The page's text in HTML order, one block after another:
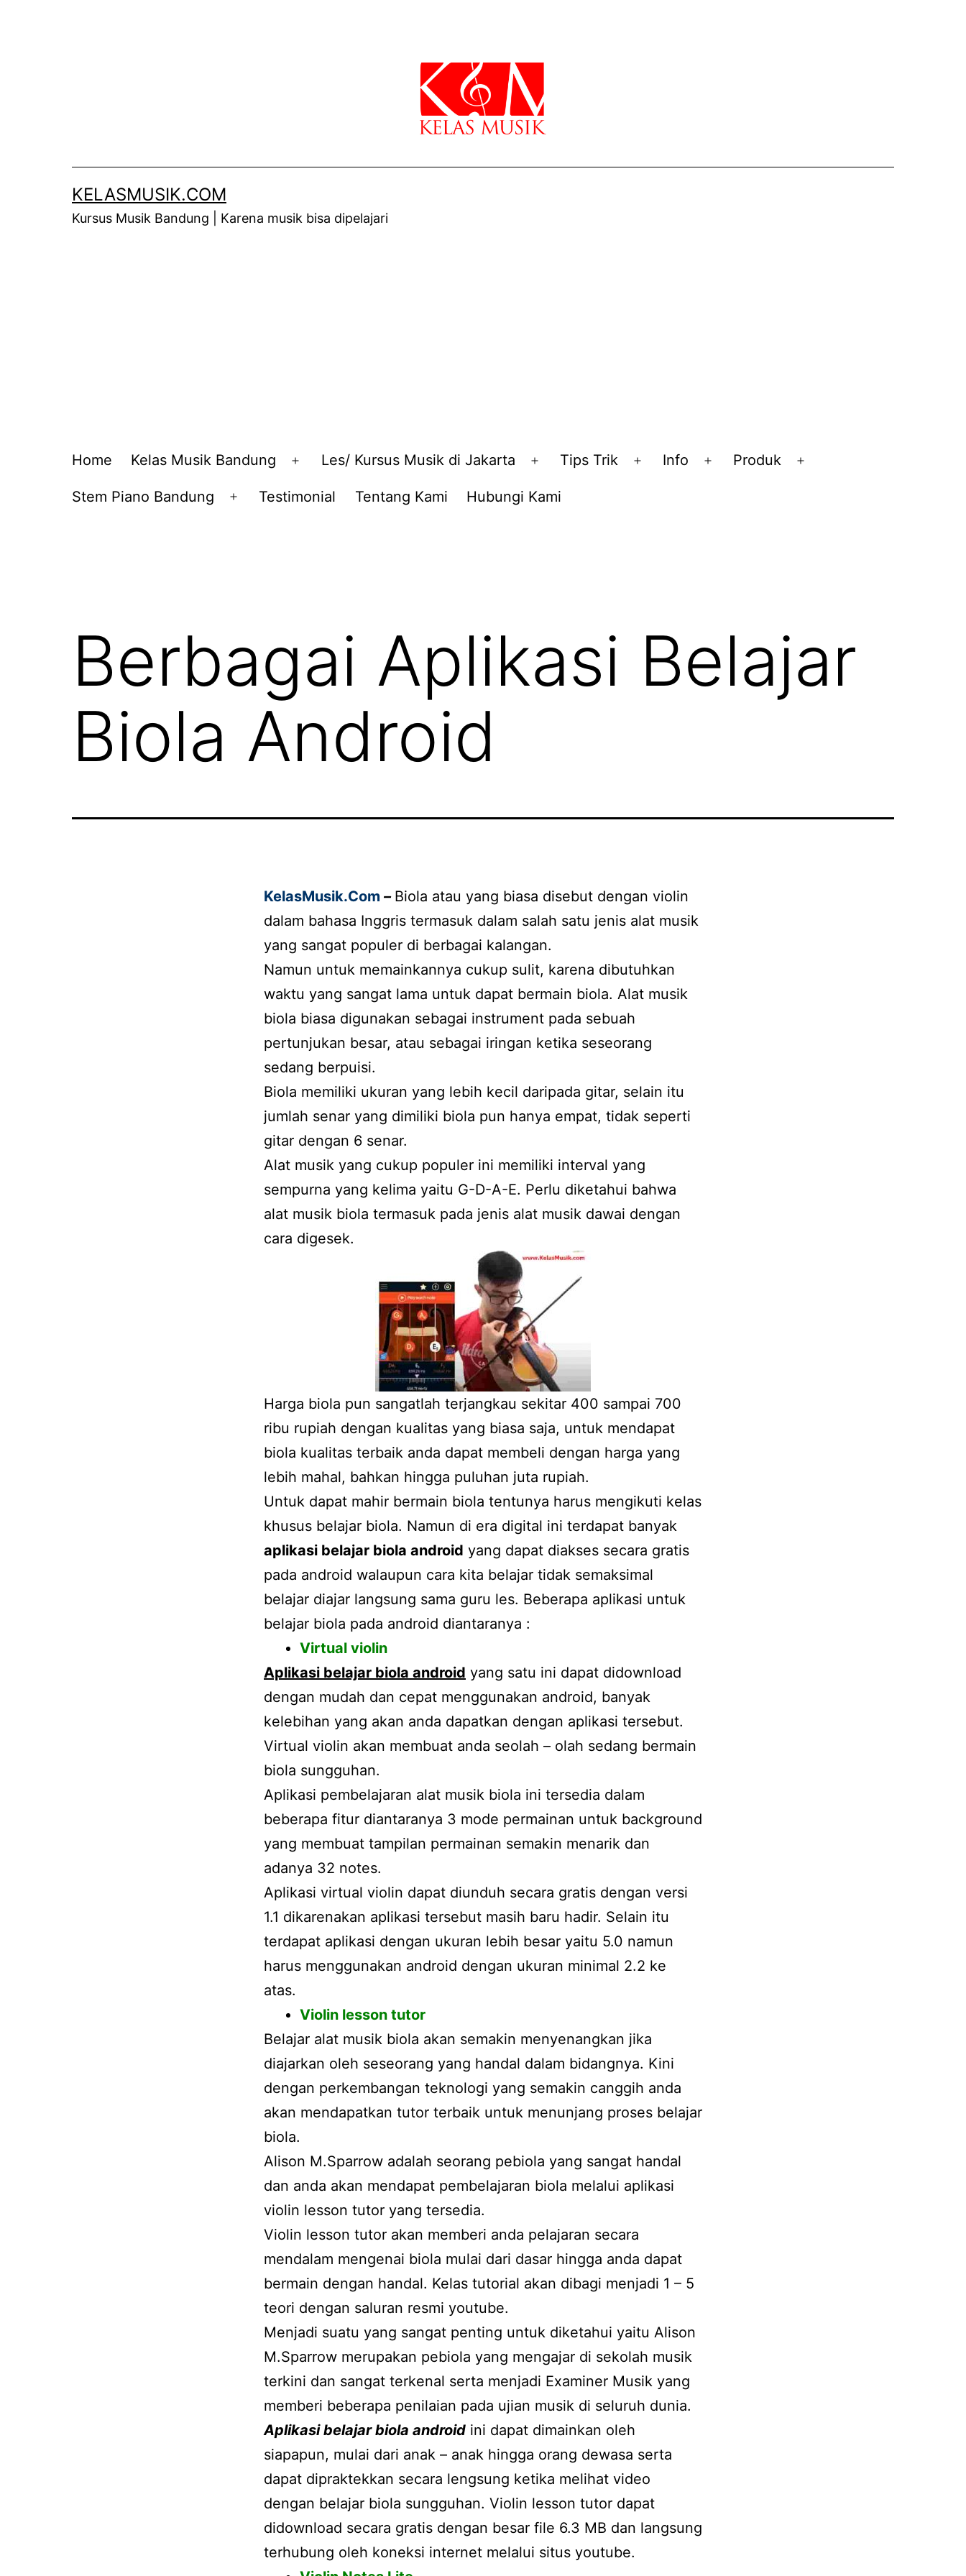
KELASMUSIK.COM
Kursus Musik Bandung | Karena musik bisa dipelajari
Home Kelas Musik Bandung
Open
menu
Les/ Kursus Musik di Jakarta
Open
menu
Tips Trik
Open
Info
Open
Produk
Stem Piano Bandung
Open
Testimonial Tentang Kami Hubungi Kami
Berbagai Aplikasi Belajar
Biola Android
KelasMusik.Com – Biola atau yang biasa disebut dengan violin
dalam bahasa Inggris termasuk dalam salah satu jenis alat musik
yang sangat populer di berbagai kalangan.
Namun untuk memainkannya cukup sulit, karena dibutuhkan
waktu yang sangat lama untuk dapat bermain biola. Alat musik
biola biasa digunakan sebagai instrument pada sebuah
pertunjukan besar, atau sebagai iringan ketika seseorang
sedang berpuisi.
Biola memiliki ukuran yang lebih kecil daripada gitar, selain itu
jumlah senar yang dimiliki biola pun hanya empat, tidak seperti
gitar dengan 6 senar.
Alat musik yang cukup populer ini memiliki interval yang
sempurna yang kelima yaitu G-D-A-E. Perlu diketahui bahwa
alat musik biola termasuk pada jenis alat musik dawai dengan
cara digesek.
Harga biola pun sangatlah terjangkau sekitar 400 sampai 700
ribu rupiah dengan kualitas yang biasa saja, untuk mendapat
biola kualitas terbaik anda dapat membeli dengan harga yang
lebih mahal, bahkan hingga puluhan juta rupiah.
Untuk dapat mahir bermain biola tentunya harus mengikuti kelas
khusus belajar biola. Namun di era digital ini terdapat banyak
aplikasi belajar biola android yang dapat diakses secara gratis
pada android walaupun cara kita belajar tidak semaksimal
belajar diajar langsung sama guru les. Beberapa aplikasi untuk
belajar biola pada android diantaranya :
Virtual violin
Aplikasi belajar biola android yang satu ini dapat didownload
dengan mudah dan cepat menggunakan android, banyak
kelebihan yang akan anda dapatkan dengan aplikasi tersebut.
Virtual violin akan membuat anda seolah – olah sedang bermain
biola sungguhan.
Aplikasi pembelajaran alat musik biola ini tersedia dalam
beberapa fitur diantaranya 3 mode permainan untuk background
yang membuat tampilan permainan semakin menarik dan
adanya 32 notes.
Aplikasi virtual violin dapat diunduh secara gratis dengan versi
1.1 dikarenakan aplikasi tersebut masih baru hadir. Selain itu
terdapat aplikasi dengan ukuran lebih besar yaitu 5.0 namun
harus menggunakan android dengan ukuran minimal 2.2 ke
atas.
Violin lesson tutor
Belajar alat musik biola akan semakin menyenangkan jika
diajarkan oleh seseorang yang handal dalam bidangnya. Kini
dengan perkembangan teknologi yang semakin canggih anda
akan mendapatkan tutor terbaik untuk menunjang proses belajar
biola.
Alison M.Sparrow adalah seorang pebiola yang sangat handal
dan anda akan mendapat pembelajaran biola melalui aplikasi
violin lesson tutor yang tersedia.
Violin lesson tutor akan memberi anda pelajaran secara
mendalam mengenai biola mulai dari dasar hingga anda dapat
bermain dengan handal. Kelas tutorial akan dibagi menjadi 1 – 5
teori dengan saluran resmi youtube.
Menjadi suatu yang sangat penting untuk diketahui yaitu Alison
M.Sparrow merupakan pebiola yang mengajar di sekolah musik
terkini dan sangat terkenal serta menjadi Examiner Musik yang
memberi beberapa penilaian pada ujian musik di seluruh dunia.
Aplikasi belajar biola android ini dapat dimainkan oleh
siapapun, mulai dari anak – anak hingga orang dewasa serta
dapat dipraktekkan secara lengsung ketika melihat video
dengan belajar biola sungguhan. Violin lesson tutor dapat
didownload secara gratis dengan besar file 6.3 MB dan langsung
terhubung oleh koneksi internet melalui situs youtube.